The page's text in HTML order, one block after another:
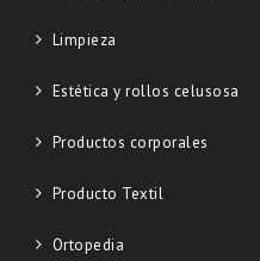
Limpieza
Estética y rollos celusosa
Productos corporales
Producto Textil
Ortopedia